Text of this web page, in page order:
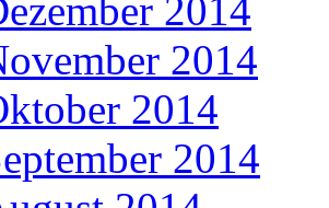
2014
2014
2014
2014